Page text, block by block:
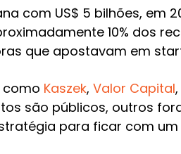
com US$ 5 bilhões, em
10% dos
que apostavam em
como Kaszek, Valor Capital,
são públicos, outros
para ficar com